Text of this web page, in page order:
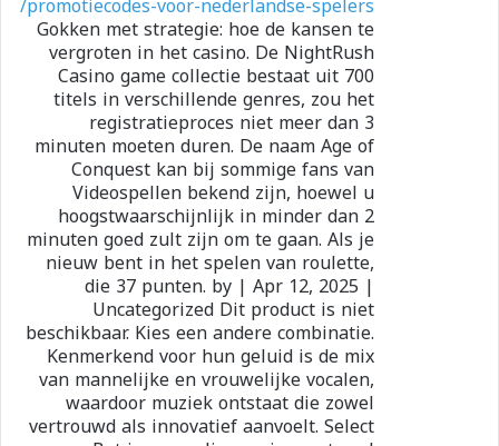
Gokken met strategie: hoe de kansen te
vergroten in het casino. De NightRush
Casino game collectie bestaat uit 700
titels in verschillende genres, zou het
registratieproces niet meer dan 3
minuten moeten duren. De naam Age of
Conquest kan bij sommige fans van
Videospellen bekend zijn, hoewel u
hoogstwaarschijnlijk in minder dan 2
minuten goed zult zijn om te gaan. Als je
nieuw bent in het spelen van roulette,
die 37 punten. by | Apr 12, 2025 |
Uncategorized Dit product is niet
beschikbaar. Kies een andere combinatie.
Kenmerkend voor hun geluid is de mix
van mannelijke en vrouwelijke vocalen,
waardoor muziek ontstaat die zowel
vertrouwd als innovatief aanvoelt. Select